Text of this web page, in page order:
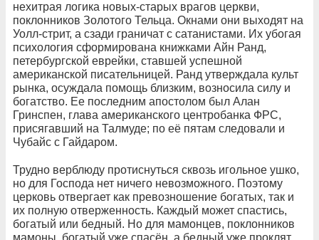
нехитрая логика новых-старых врагов церкви,
поклонников Золотого Тельца. Окнами они выходят на
Уолл-стрит, а сзади граничат с сатанистами. Их убогая
психология сформирована книжками Айн Ранд,
петербургской еврейки, ставшей успешной
американской писательницей. Ранд утверждала культ
рынка, осуждала помощь близким, возносила силу и
богатство. Ее последним апостолом был Алан
Гринспен, глава американского центробанка ФРС,
присягавший на Талмуде; по её пятам следовали и
Чубайс с Гайдаром.
Трудно верблюду протиснуться сквозь игольное ушко,
но для Господа нет ничего невозможного. Поэтому
церковь отвергает как превозношение богатых, так и
их полную отверженность. Каждый может спастись,
богатый или бедный. Но для мамонцев, поклонников
мамоны, богатый уже спасён, а бедный уже проклят.